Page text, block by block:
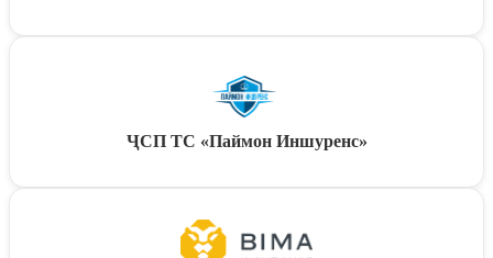
ҶСП ТС «Паймон Иншуренс»